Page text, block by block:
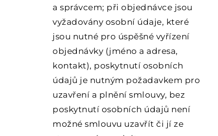
a správcem; při objednávce jsou
vyžadovány osobní údaje, které
jsou nutné pro úspěšné vyřízení
objednávky (jméno a adresa,
kontakt), poskytnutí osobních
údajů je nutným požadavkem pro
uzavření a plnění smlouvy, bez
poskytnutí osobních údajů není
možné smlouvu uzavřít či jí ze